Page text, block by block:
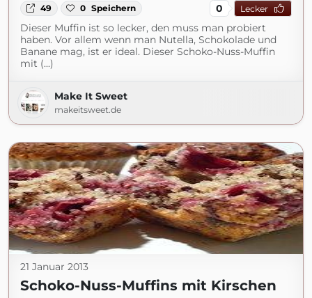
49 0 Speichern 0 Lecker
Dieser Muffin ist so lecker, den muss man probiert
haben. Vor allem wenn man Nutella, Schokolade und
Banane mag, ist er ideal. Dieser Schoko-Nuss-Muffin
mit (...)
Make It Sweet
makeitsweet.de
21 Januar 2013
Schoko-Nuss-Muffins mit Kirschen